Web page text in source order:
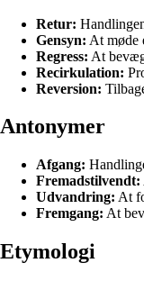
Retur:
Gensyn: At møde
Regress: At
Recirkulation:
Reversion:
Antonymer
Afgang:
Fremadstilvendt:
Udvandring: At
Fremgang: At
Etymologi